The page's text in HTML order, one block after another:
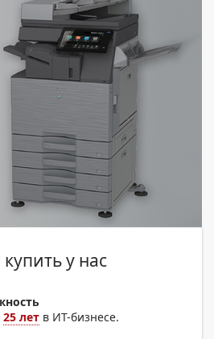
купить у нас
25 лет в ИТ-бизнесе.